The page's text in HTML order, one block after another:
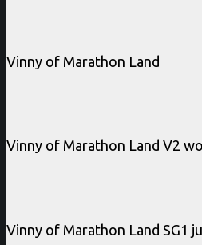
Vinny of Marathon Land
Vinny of Marathon Land V2
Vinny of Marathon Land SG1